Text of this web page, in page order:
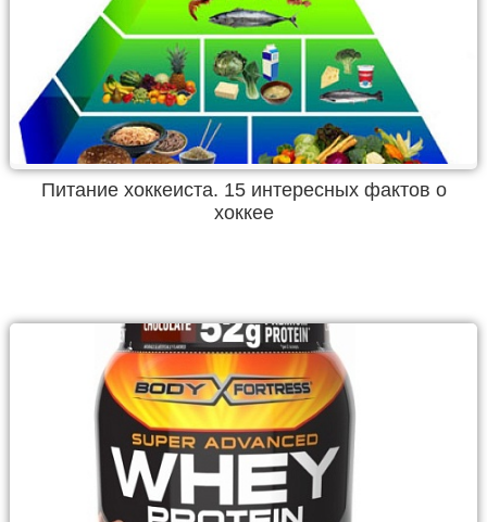
Питание хоккеиста. 15 интересных фактов о
хоккее